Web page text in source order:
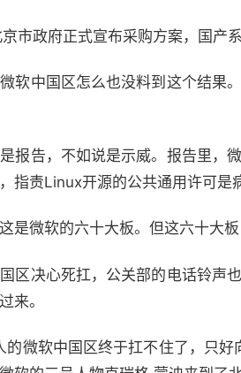
市政府正式宣布采购方案，国产
软中国区怎么也没料到这个结果
报告，不如说是示威。报告里，
指责Linux开源的公共通用许可是
是微软的六十大板。但这六十大
区决心死扛，公关部的电话铃声
来。
的微软中国区终于扛不住了，只